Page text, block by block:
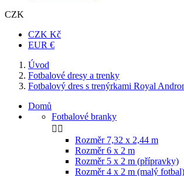
CZK
CZK Kč
EUR €
Úvod
Fotbalové dresy a trenky
Fotbalový dres s trenýrkami Royal
Domů
Fotbalové branky
 
Rozměr 7,32 x 2,44 m
Rozměr 6 x 2 m
Rozměr 5 x 2 m (přípravky)
Rozměr 4 x 2 m (malý fotbal)